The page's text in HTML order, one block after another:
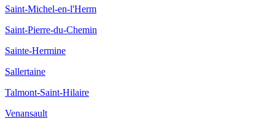
Saint-Michel-en-l'Herm
Saint-Pierre-du-Chemin
Sainte-Hermine
Sallertaine
Talmont-Saint-Hilaire
Venansault